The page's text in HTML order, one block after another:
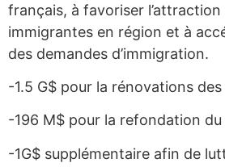
français, à favoriser
immigrantes en région et à
des demandes d’immigration.
-1.5 G$ pour la rénovations
-196 M$ pour la refondation
-1G$ supplémentaire afin de